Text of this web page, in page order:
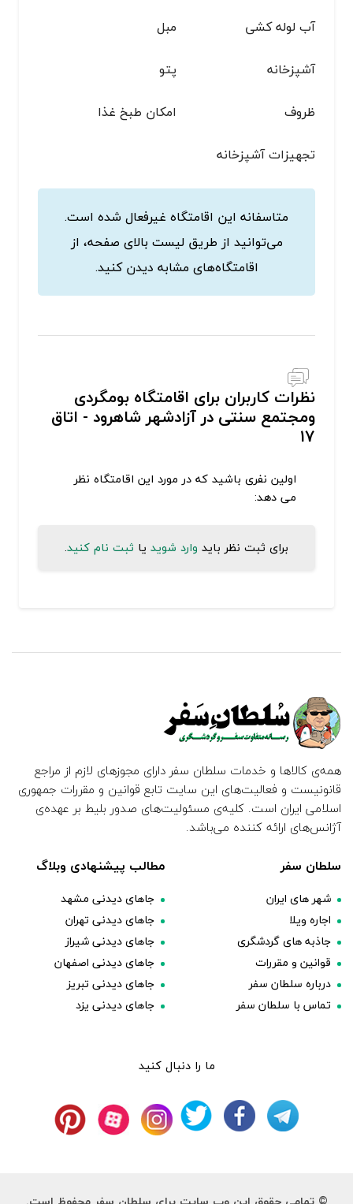
آب لوله کشی
مبل
آشپزخانه
پتو
ظروف
امکان طبخ غذا
تجهیزات آشپزخانه
متاسفانه این اقامتگاه غیرفعال شده است.
می‌توانید از طریق لیست بالای صفحه، از
اقامتگاه‌های مشابه دیدن کنید.
نظرات کاربران برای اقامتگاه بومگردی
ومجتمع سنتی در آزادشهر شاهرود - اتاق
17
اولین نفری باشید که در مورد این اقامتگاه نظر
می دهد:
برای ثبت نظر باید وارد شوید یا ثبت نام کنید.
همه‌ی کالاها و خدمات سلطان سفر دارای مجوزهای لازم از مراجع
قانونیست و فعالیت‌های این سایت تابع قوانین و مقررات جمهوری
اسلامی ایران است. کلیه‌ی مسئولیت‌های صدور بلیط بر عهده‌ی
آژانس‌های ارائه کننده می‌باشد.
سلطان سفر
شهر های ایران
اجاره ویلا
جاذبه های گردشگری
قوانین و مقررات
درباره سلطان سفر
تماس با سلطان سفر
مطالب پیشنهادی وبلاگ
جاهای دیدنی مشهد
جاهای دیدنی تهران
جاهای دیدنی شیراز
جاهای دیدنی اصفهان
جاهای دیدنی تبریز
جاهای دیدنی یزد
ما را دنبال کنید